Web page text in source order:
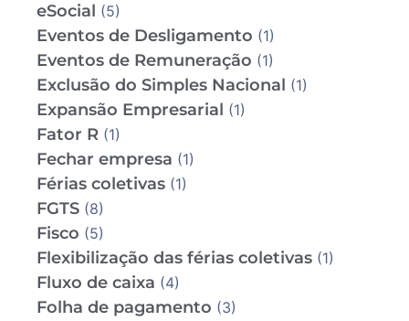
eSocial (5)
Eventos de Desligamento (1)
Eventos de Remuneração (1)
Exclusão do Simples Nacional (1)
Expansão Empresarial (1)
Fator R (1)
Fechar empresa (1)
Férias coletivas (1)
FGTS (8)
Fisco (5)
Flexibilização das férias coletivas (1)
Fluxo de caixa (4)
Folha de pagamento (3)